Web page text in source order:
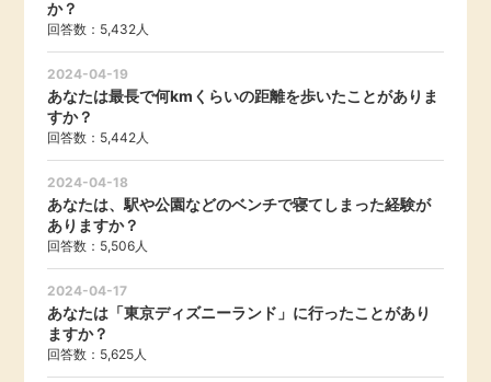
か？
回答数：5,432人
2024-04-19
あなたは最長で何kmくらいの距離を歩いたことがありま
すか？
回答数：5,442人
2024-04-18
あなたは、駅や公園などのベンチで寝てしまった経験が
ありますか？
回答数：5,506人
2024-04-17
あなたは「東京ディズニーランド」に行ったことがあり
ますか？
回答数：5,625人